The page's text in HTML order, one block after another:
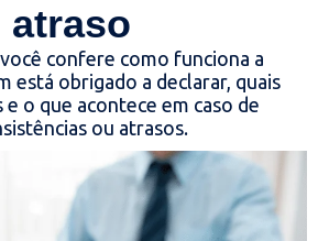
atraso
confere como funciona a
está obrigado a declarar, quais
e o que acontece em caso de
ou atrasos.